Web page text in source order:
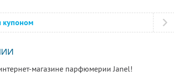
купоном
магазине парфюмерии Janel!